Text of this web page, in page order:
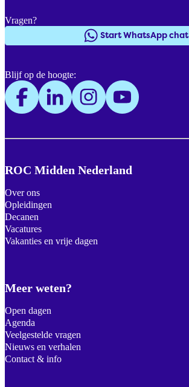
ROC Midden Nederland
Over ons
Opleidingen
Decanen
Vacatures
Vakanties en vrije dagen
Meer weten?
Open dagen
Agenda
Veelgestelde vragen
Nieuws en verhalen
Contact & info
Vragen?
Start WhatsApp chat
Blijf op de hoogte: